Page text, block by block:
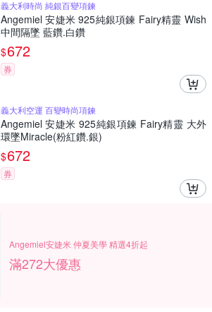
義大利時尚 純銀百變項鍊
Angemiel 安婕米 925純銀項鍊 Fairy精靈 Wish
中間隔墜 藍鑽.白鑽
$672
券
義大利空運 百變時尚項鍊
Angemiel 安婕米 925純銀項鍊 Fairy精靈 大外
環墜Miracle(粉紅鑽.銀)
$672
券
Angemiel安婕米 仲夏美學 精選4折起
滿272大優惠